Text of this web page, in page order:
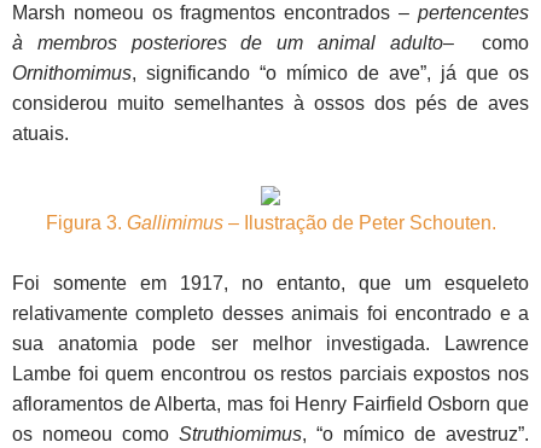
Marsh nomeou os fragmentosencontrados –pertencentes
à membros posteriores de um animal adulto– como
Ornithomimus, significando “o mímico de ave”, já que os
considerou muito semelhantes à ossos dos pés de aves
atuais.
Figura 3. Gallimimus– Ilustração de Peter Schouten.
Foi somente em 1917, no entanto, que um esqueleto
relativamente completo desses animais foi encontrado e a
sua anatomia pode ser melhor investigada. Lawrence
Lambe foi quem encontrou os restos parciais expostos nos
afloramentos de Alberta, mas foi Henry Fairfield Osborn que
os nomeou como Struthiomimus, “o mímico de avestruz”.